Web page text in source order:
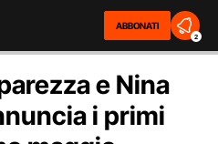
ABBONATI
2
e Nina
i primi